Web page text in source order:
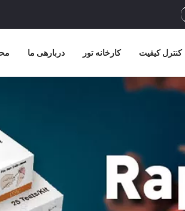
دربارهی ما کارخانه تور کنترل کیفیت